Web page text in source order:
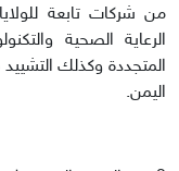
من شركات تابعة
الرعاية الصحية
المتجددة وكذلك
اليمن.